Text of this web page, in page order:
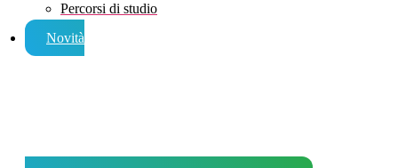
Percorsi di studio
Novità